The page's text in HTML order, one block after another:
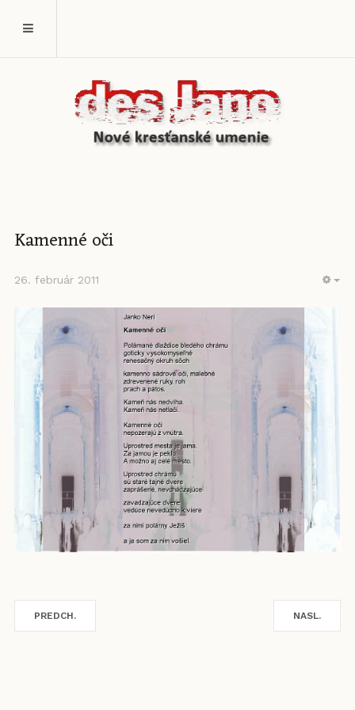
Kamenné oči
26. február 2011
PREDCH. NASL.